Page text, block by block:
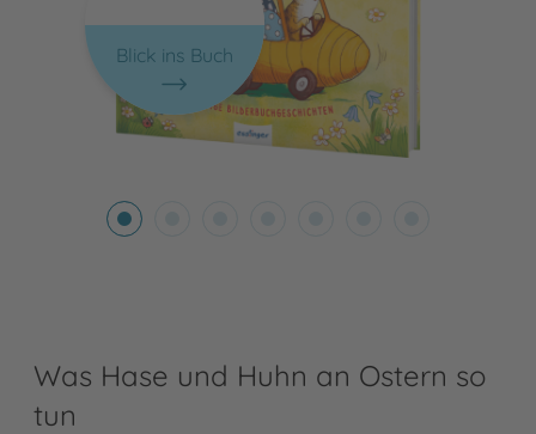
Blick ins Buch
Was Hase und Huhn an Ostern so
tun